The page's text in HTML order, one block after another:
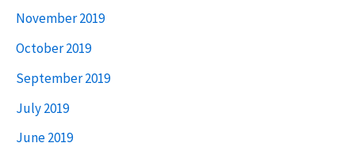
November 2019
October 2019
September 2019
July 2019
June 2019